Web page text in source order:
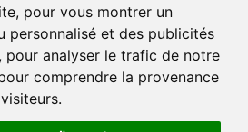
pour vous montrer un
personnalisé et des publicités
pour analyser le trafic de notre
comprendre la provenance
et n'est en aucun cas lié de
avec The Walt Disney Company, Pixar,
dérivés ou associés. Toute demande
ou Pixar sera ignorée. Merci de votre